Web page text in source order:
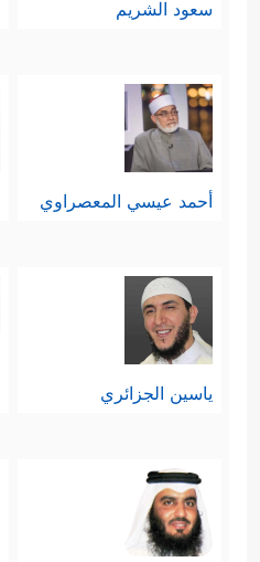
سعود الشريم
أحمد عيسي المعصراوي
ياسين الجزائري